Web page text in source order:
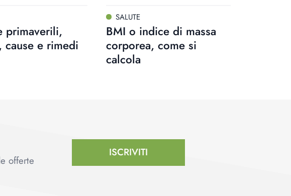
primaverili,
cause e rimedi
SALUTE
BMI o indice di massa
corporea, come si
calcola
offerte
ISCRIVITI